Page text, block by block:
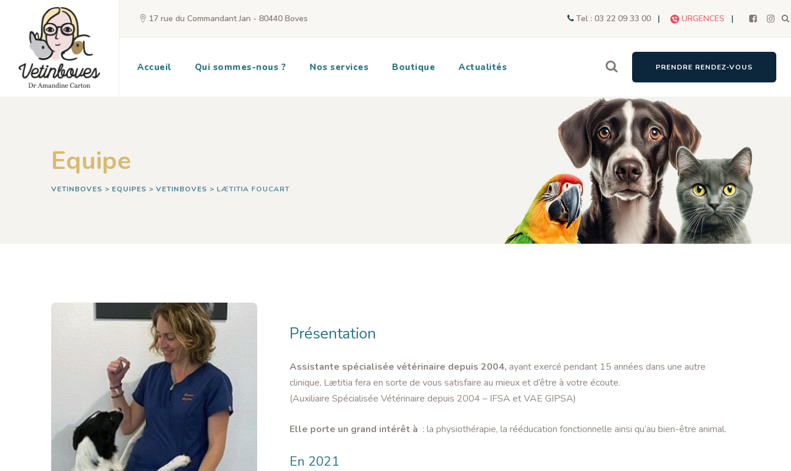
17 rue du Commandant Jan - 80440 Boves Tel : 03 22 09 33 00 | URGENCES |
Accueil Qui sommes-nous ? Nos services Boutique Actualités PRENDRE RENDEZ-VOUS
Equipe
VETINBOVES > EQUIPES > VETINBOVES > LÆTITIA FOUCART
Présentation
Assistante spécialisée vétérinaire depuis 2004, ayant exercé pendant 15 années dans une autre
clinique, Lætitia fera en sorte de vous satisfaire au mieux et d’être à votre écoute.
(Auxiliaire Spécialisée Vétérinaire depuis 2004 – IFSA et VAE GIPSA)
Elle porte un grand intérêt à : la physiothérapie, la rééducation fonctionnelle ainsi qu’au bien-être animal.
En 2021